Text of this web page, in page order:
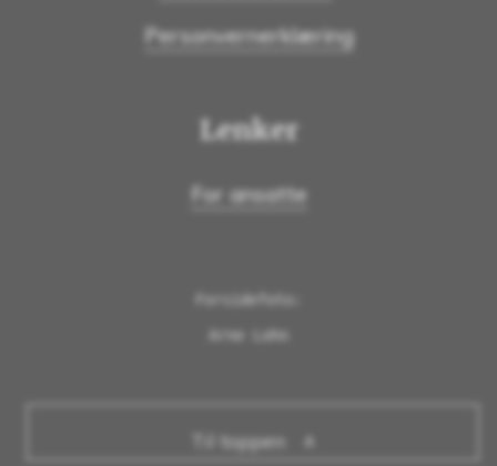
Personvernerklæring
Lenker
For ansatte
Forsidefoto:
Arne Lohn
Til toppen